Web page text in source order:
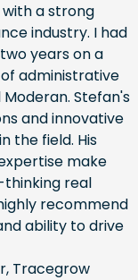
with a strong
industry. I had
years on a
administrative
Stefan's
and innovative
the field. His
make
real
recommend
ability to drive
Tracegrow